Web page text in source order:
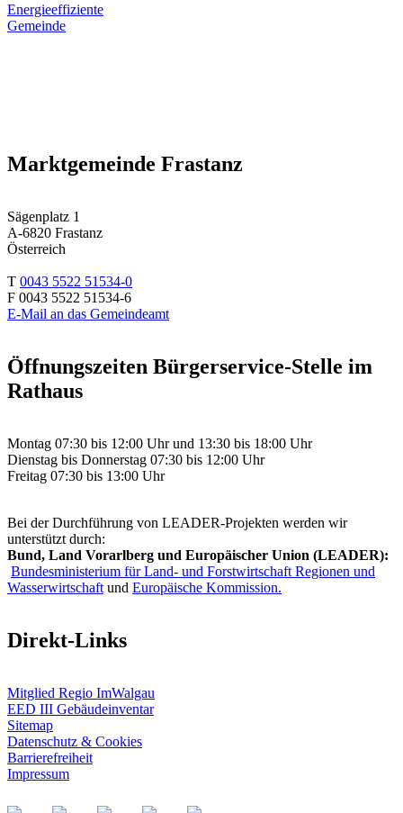
Energieeffiziente
Gemeinde
Marktgemeinde Frastanz
Sägenplatz 1
A-6820 Frastanz
Österreich
T 0043 5522 51534-0
F 0043 5522 51534-6
E-Mail an das Gemeindeamt
Öffnungszeiten Bürgerservice-Stelle im
Rathaus
Montag 07:30 bis 12:00 Uhr und 13:30 bis 18:00 Uhr
Dienstag bis Donnerstag 07:30 bis 12:00 Uhr
Freitag 07:30 bis 13:00 Uhr
Bei der Durchführung von LEADER-Projekten werden wir
unterstützt durch:
Bund, Land Vorarlberg und Europäischer Union (LEADER):
Bundesministerium für Land- und Forstwirtschaft Regionen und
Wasserwirtschaft und Europäische Kommission.
Direkt-Links
Mitglied Regio ImWalgau
EED III Gebäudeinventar
Sitemap
Datenschutz & Cookies
Barrierefreiheit
Impressum